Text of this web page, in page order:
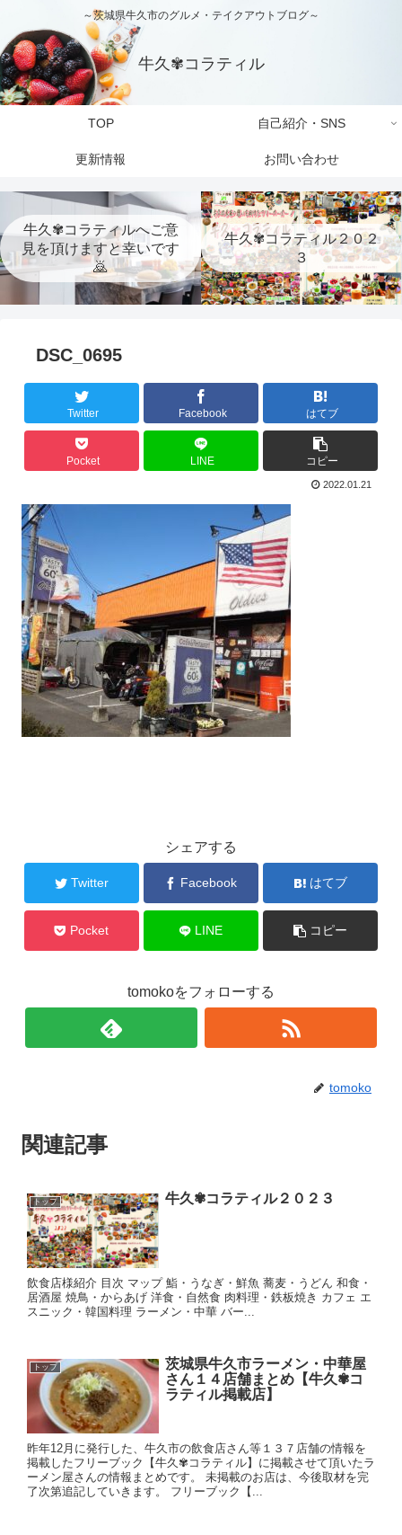
～茨城県牛久市のグルメ・テイクアウトブログ～
牛久✾コラティル
TOP 自己紹介・SNS
更新情報 お問い合わせ
牛久✾コラティルへご意
見を頂けますと幸いです
🙇
牛久✾コラティル２０２
３
DSC_0695
Twitter Facebook はてブ
Pocket LINE コピー
2022.01.21
シェアする
Twitter Facebook はてブ
Pocket LINE コピー
tomokoをフォローする
tomoko
関連記事
トップ 牛久✾コラティル２０２３
飲食店様紹介 目次 マップ 鮨・うなぎ・鮮魚 蕎麦・うどん 和食・
居酒屋 焼鳥・からあげ 洋食・自然食 肉料理・鉄板焼き カフェ エ
スニック・韓国料理 ラーメン・中華 バー...
トップ
茨城県牛久市ラーメン・中華屋
さん１４店舗まとめ【牛久✾コ
ラティル掲載店】
昨年12月に発行した、牛久市の飲食店さん等１３７店舗の情報を
掲載したフリーブック【牛久✾コラティル】に掲載させて頂いたラ
ーメン屋さんの情報まとめです。 未掲載のお店は、今後取材を完
了次第追記していきます。 フリーブック【...